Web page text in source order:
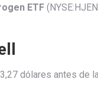
ETF
dólares antes de